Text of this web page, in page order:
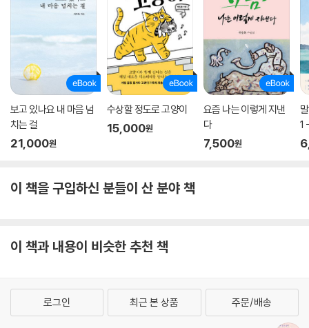
보고 있나요 내 마음 넘
치는 걸
21,000원
수상할 정도로 고양이
15,000원
요즘 나는 이렇게 지낸
다
7,500원
1
이 책을 구입하신 분들이 산 분야 책
이 책과 내용이 비슷한 추천 책
로그인 최근 본 상품 주문/배송